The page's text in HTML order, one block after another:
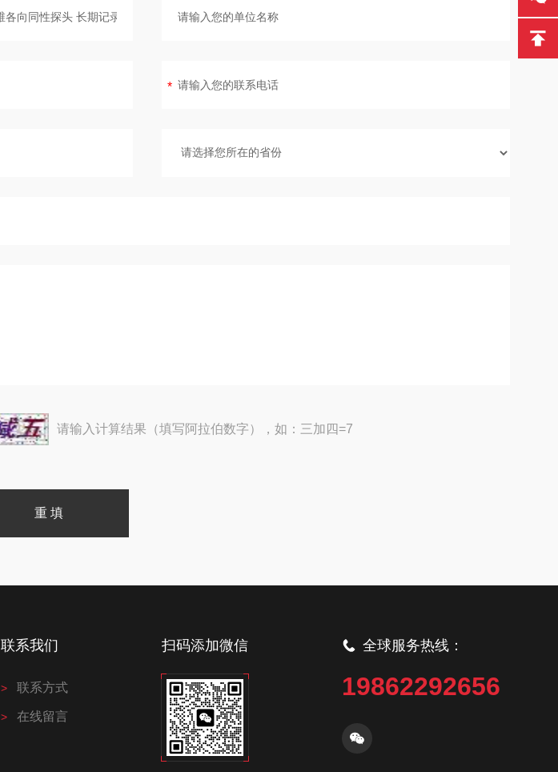
请输入计算结果（填写阿拉伯数字），如：三加四=7
联系我们
联系方式
在线留言
扫码添加微信 全球服务热线：
19862292656